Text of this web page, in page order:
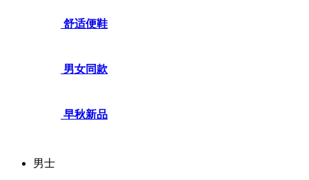
舒适便鞋
男女同款
早秋新品
男士